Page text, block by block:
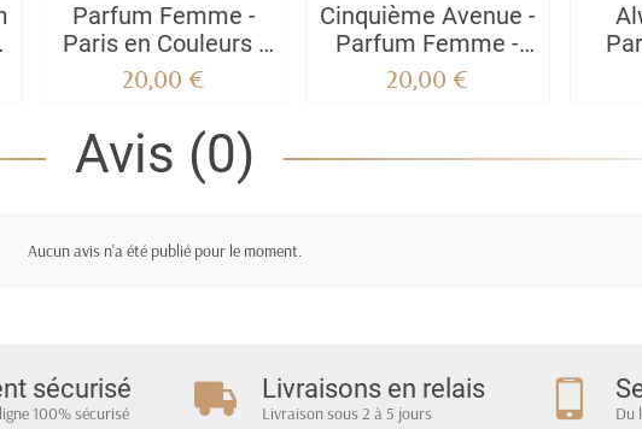
Parfum Femme -
Paris en Couleurs -
Eau de parfum
20,00 €
Cinquième Avenue -
Parfum Femme -
Christian Blanc
20,00 €
Avis (0)
Aucun avis n'a été publié pour le moment.
sécurisé
100% sécurisé
Livraisons en relais
Livraison sous 2 à 5 jours Du